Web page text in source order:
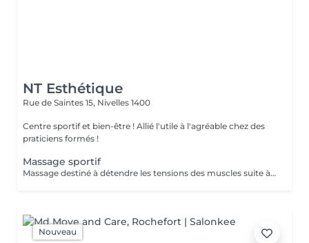
NT Esthétique
Rue de Saintes 15, Nivelles 1400
Centre sportif et bien-être ! Allié l'utile à l'agréable chez des
praticiens formés !
Massage sportif
Massage destiné à détendre les tensions des muscles suite à un évènement sportif.
Nouveau